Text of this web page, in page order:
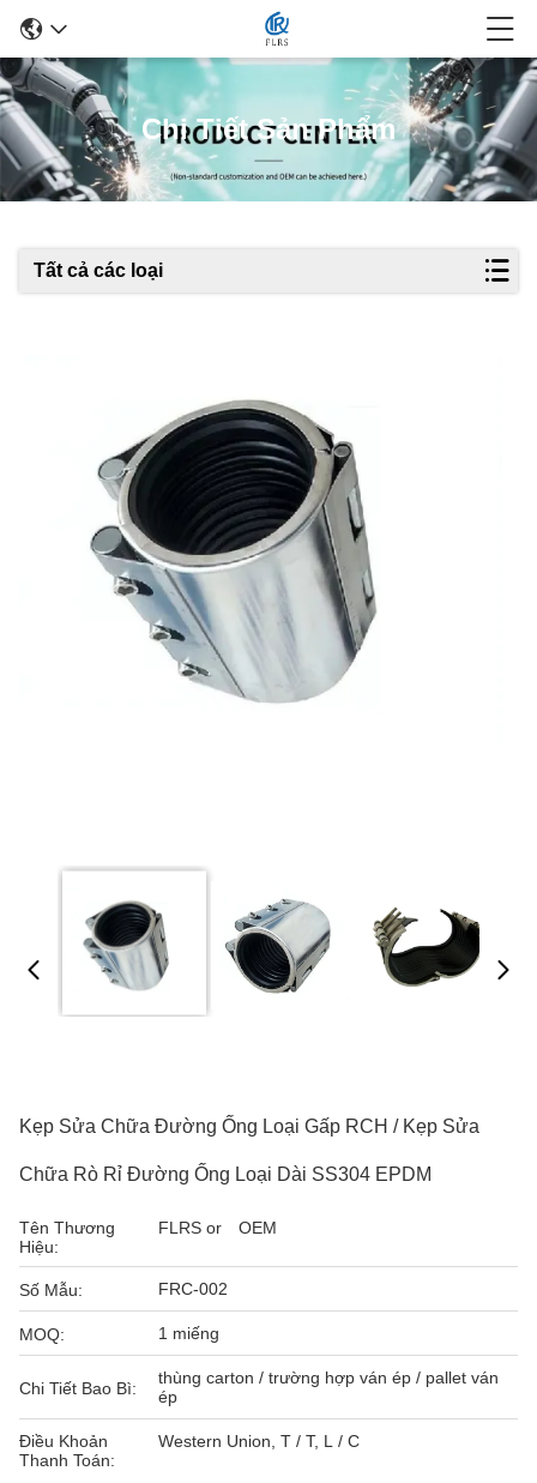
Chi Tiết Sản Phẩm
Tất cả các loại
Kẹp Sửa Chữa Đường Ống Loại Gấp RCH / Kẹp Sửa
Chữa Rò Rỉ Đường Ống Loại Dài SS304 EPDM
Tên Thương
Hiệu:
FLRS or OEM
Số Mẫu: FRC-002
MOQ: 1 miếng
Chi Tiết Bao Bì:
thùng carton / trường hợp ván ép / pallet ván
ép
Điều Khoản
Thanh Toán:
Western Union, T / T, L / C